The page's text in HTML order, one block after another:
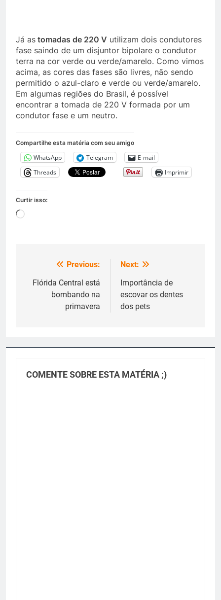
Já as tomadas de 220 V utilizam dois condutores
fase saindo de um disjuntor bipolare o condutor
terra na cor verde ou verde/amarelo. Como vimos
acima, as cores das fases são livres, não sendo
permitido o azul-claro e verde ou verde/amarelo.
Em algumas regiões do Brasil, é possível
encontrar a tomada de 220 V formada por um
condutor fase e um neutro.
Compartilhe esta matéria com seu amigo
WhatsApp Telegram
E-mail
Threads
Imprimir
Curtir isso:
Carregando...
Navegação
de
Previous:
Flórida Central está
bombando na
primavera
Next:
Importância de
escovar os dentes
dos pets
COMENTE SOBRE ESTA MATÉRIA ;)